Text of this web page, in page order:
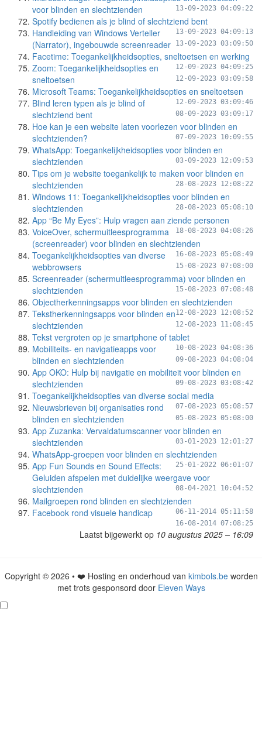
voor blinden en slechtzienden
13-09-2023 04:09:22
Spotify bedienen als je blind of slechtziend bent
13-09-2023 04:09:13
Handleiding van Windows Verteller
(Narrator), ingebouwde screenreader
13-09-2023 03:09:50
Facetime: Toegankelijkheidsopties, sneltoetsen en werking
12-09-2023 04:09:25
Zoom: Toegankelijkheidsopties en
sneltoetsen
12-09-2023 03:09:58
Microsoft Teams: Toegankelijkheidsopties en sneltoetsen
12-09-2023 03:09:46
Blind leren typen als je blind of
slechtziend bent
08-09-2023 03:09:17
Hoe kan je een website laten voorlezen voor blinden en
slechtzienden?
07-09-2023 10:09:55
WhatsApp: Toegankelijkheidsopties voor blinden en
slechtzienden
03-09-2023 12:09:53
Tips om je website toegankelijk te maken voor blinden en
slechtzienden
28-08-2023 12:08:22
Windows 11: Toegankelijkheidsopties voor blinden en
slechtzienden
28-08-2023 05:08:10
App “Be My Eyes”: Hulp vragen aan ziende personen
18-08-2023 04:08:26
VoiceOver, schermuitleesprogramma
(screenreader) voor blinden en slechtzienden
16-08-2023 05:08:49
Toegankelijkheidsopties van diverse
webbrowsers
15-08-2023 07:08:00
Screenreader (schermuitleesprogramma) voor blinden en
slechtzienden
15-08-2023 07:08:48
Objectherkenningsapps voor blinden en slechtzienden
12-08-2023 12:08:52
Tekstherkenningsapps voor blinden en
slechtzienden
12-08-2023 11:08:45
Tekst vergroten op je smartphone of tablet
10-08-2023 04:08:36
Mobiliteits- en navigatieapps voor
blinden en slechtzienden
09-08-2023 04:08:04
App OKO: Hulp bij navigatie en mobiliteit voor blinden en
slechtzienden
09-08-2023 03:08:42
Toegankelijkheidsopties van diverse social media
07-08-2023 05:08:57
Nieuwsbrieven bij organisaties rond
blinden en slechtzienden
05-08-2023 05:08:00
App Zuzanka: Vervaldatumscanner voor blinden en
slechtzienden
03-01-2023 12:01:27
WhatsApp-groepen voor blinden en slechtzienden
25-01-2022 06:01:07
App Fun Sounds en Sound Effects:
Geluiden afspelen met duidelijke weergave voor
slechtzienden
08-04-2021 10:04:52
Mailgroepen rond blinden en slechtzienden
06-11-2014 05:11:58
Facebook rond visuele handicap
16-08-2014 07:08:25
Laatst bijgewerkt op 10 augustus 2025 – 16:09
Copyright © 2026 • ❤️ Hosting en onderhoud van kimbols.beworden
met trots gesponsord door Eleven Ways